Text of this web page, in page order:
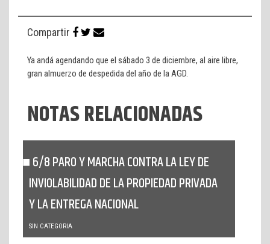
Compartir
Ya andá agendando que el sábado 3 de diciembre, al aire libre,
gran almuerzo de despedida del año de la AGD.
NOTAS RELACIONADAS
6/8 PARO Y MARCHA CONTRA LA LEY DE
INVIOLABILIDAD DE LA PROPIEDAD PRIVADA
Y LA ENTREGA NACIONAL
SIN CATEGORIA